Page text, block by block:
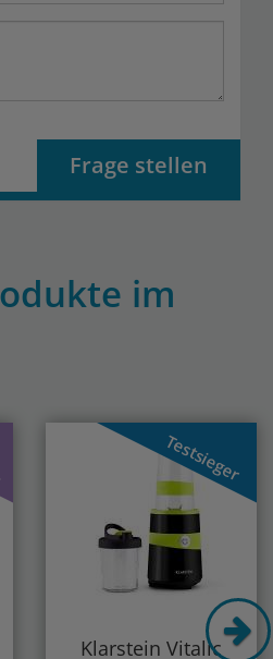
Frage stellen
im
Testsieger
Klarstein Vitalic